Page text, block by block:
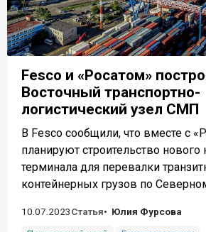
Fesco и «Росатом»
Восточный транспортно-
логистический узел СМП
В Fesco сообщили, что вместе с
планируют строительство нового
терминала для перевалки
контейнерных грузов по
10.07.2023Статья
Юлия Фурсова